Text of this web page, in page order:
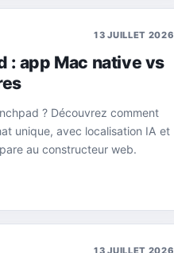
13 JUILLET 2026
: app Mac native vs
? Découvrez comment
unique, avec localisation IA et
au constructeur web.
13 JUILLET 2026